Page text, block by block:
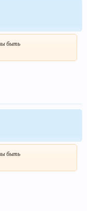
быть
быть